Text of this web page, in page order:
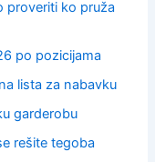
proveriti ko pruža
po pozicijama
lista za nabavku
garderobu
rešite tegoba